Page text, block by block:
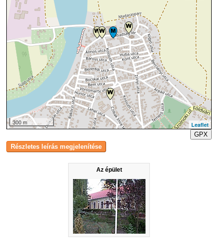
Az épület
300 m
Leaflet
GPX